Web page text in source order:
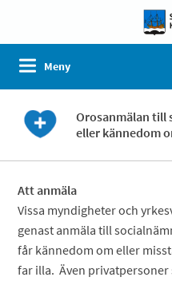
Meny
Orosanmälan till
eller kännedom
Att anmäla
Vissa myndigheter och
genast anmäla till
får kännedom om eller
far illa. Även